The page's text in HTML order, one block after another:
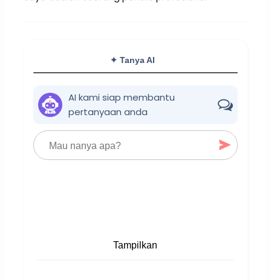
✦ Tanya AI
AI kami siap membantu
pertanyaan anda
Tampilkan